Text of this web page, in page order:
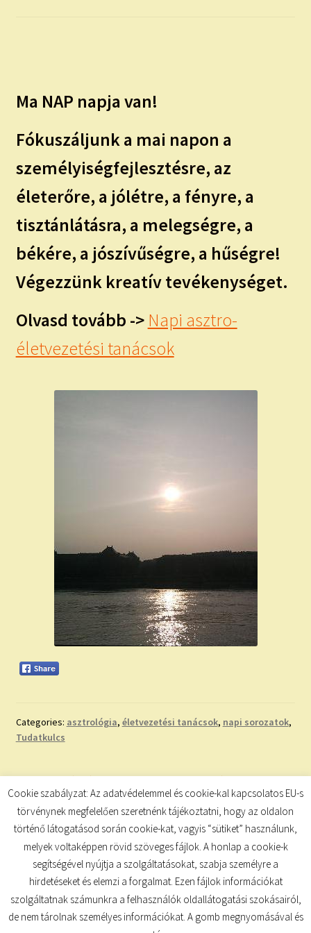
IRATKOZZ FEL A VIDEÓ CSATORNÁNKRA!
TAROT ELEMZÉS MEGRENDELÉSE LIMITÁLT!
AJÁNDÉKOKKAL!
Ma NAP napja van!
Fókuszáljunk a mai napon a
személyiségfejlesztésre, az
életerőre, a jólétre, a fényre, a
tisztánlátásra, a melegségre, a
békére, a jószívűségre, a hűségre!
Végezzünk kreatív tevékenységet.
Olvasd tovább -> Napi asztro-
életvezetési tanácsok
Categories: asztrológia, életvezetési tanácsok, napi sorozatok,
Tudatkulcs
Bejegyzés
navigáció
post:
post:
© TUDATKULCS 2026
Cookie szabályzat: Az adatvédelemmel és cookie-kal kapcsolatos EU-s
törvénynek megfelelően szeretnénk tájékoztatni, hogy az oldalon
történő látogatásod során cookie-kat, vagyis “sütiket” használunk,
melyek voltaképpen rövid szöveges fájlok. A honlap a cookie-k
segítségével nyújtja a szolgáltatásokat, szabja személyre a
hirdetéseket és elemzi a forgalmat. Ezen fájlok információkat
szolgáltatnak számunkra a felhasználók oldallátogatási szokásairól,
de nem tárolnak személyes információkat. A gomb megnyomásával és